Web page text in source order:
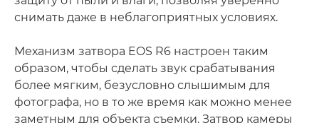
снимать даже в неблагоприятных условиях.
Механизм затвора EOS R6 настроен таким
образом, чтобы сделать звук срабатывания
более мягким, безусловно слышимым для
фотографа, но в то же время как можно менее
заметным для объекта съемки. Затвор камеры